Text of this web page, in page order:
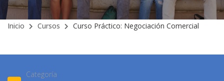
Inicio Cursos Curso Práctico: Negociación Comercial
Categoría